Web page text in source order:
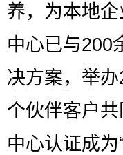
养，为本地
中心已与200
决方案，举
个伙伴客户
中心认证成